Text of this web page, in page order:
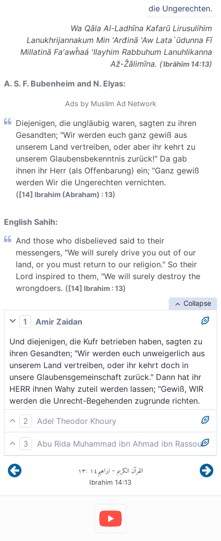
die Ungerechten.
Wa Qāla Al-Ladhīna Kafarū Lirusulihim
Lanukhrijannakum Min 'Arđinā 'Aw Lata`ūdunna Fī
Millatinā Fa'awĥaá 'Ilayhim Rabbuhum Lanuhlikanna
Až-Žālimīna. (ʾIbrāhīm 14:13)
A. S. F. Bubenheim and N. Elyas:
Ads by Muslim Ad Network
Diejenigen, die ungläubig waren, sagten zu ihren
Gesandten; "Wir werden euch ganz gewiß aus
unserem Land vertreiben, oder aber ihr kehrt zu
unserem Glaubensbekenntnis zurück!" Da gab
ihnen ihr Herr (als Offenbarung) ein; "Ganz gewiß
werden Wir die Ungerechten vernichten.
( [14] Ibrahim (Abraham) : 13)
English Sahih:
And those who disbelieved said to their
messengers, "We will surely drive you out of our
land, or you must return to our religion." So their
Lord inspired to them, "We will surely destroy the
wrongdoers. ([14] Ibrahim : 13)
Collapse
1
Amir Zaidan
Und diejenigen, die Kufr betrieben haben, sagten zu
ihren Gesandten; "Wir werden euch unweigerlich aus
unserem Land vertreiben, oder ihr kehrt doch in
unsere Glaubensgemeinschaft zurück." Dann hat ihr
HERR ihnen Wahy zuteil werden lassen; "Gewiß, WIR
werden die Unrecht-Begehenden zugrunde richten.
2
Adel Theodor Khoury
Diejenigen, die ungläubig waren, sagten zu ihren
Gesandten; «Wir werden euch bestimmt aus unserem
Land vertreiben, oder ihr kehrt zu unserer
Glaubensrichtung zurück.» Da offenbarte ihnen ihr
Herr; «Verderben werden Wir die, die Unrecht tun.
3
Abu Rida Muhammad ibn Ahmad ibn Rassoul
Und jene, die ungläubig waren, sagten zu ihren
Gesandten; "Wahrlich, wir werden euch sicherlich aus
unserem Land vertreiben, wenn ihr nicht zu unserer
Religion zurückkehrt." Da gab ihr Herr ihnen ein; "Wir
werden gewiß jene zugrunde gehen lassen, die
القرآن الكريم - ابراهيم١٤ :١٣
Ibrahim 14:13